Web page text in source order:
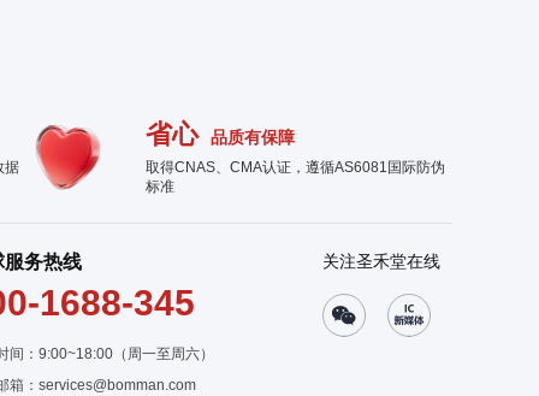
据
省心 品质有保障
取得CNAS、CMA认证，遵循AS6081国际防伪
标准
服务热线
1688-345
间：9:00~18:00（周一至周六）
箱： services@bomman.com
关注圣禾堂在线